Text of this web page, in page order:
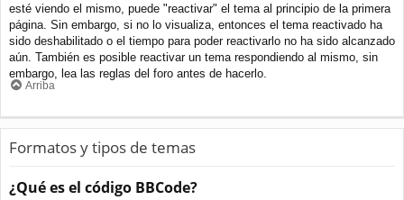
esté viendo el mismo, puede "reactivar" el tema al principio de la primera
página. Sin embargo, si no lo visualiza, entonces el tema reactivado ha
sido deshabilitado o el tiempo para poder reactivarlo no ha sido alcanzado
aún. También es posible reactivar un tema respondiendo al mismo, sin
embargo, lea las reglas del foro antes de hacerlo.
Arriba
Formatos y tipos de temas
¿Qué es el código BBCode?